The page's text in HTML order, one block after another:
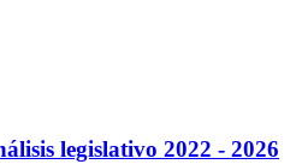
legislativo 2022 - 2026